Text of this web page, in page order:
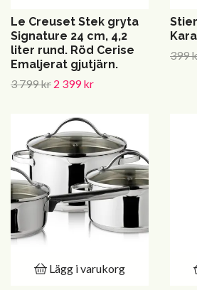
Le Creuset Stek gryta
Signature 24 cm, 4,2
liter rund. Röd Cerise
Emaljerat gjutjärn.
3 799 kr 2 399 kr
399
Lägg i varukorg